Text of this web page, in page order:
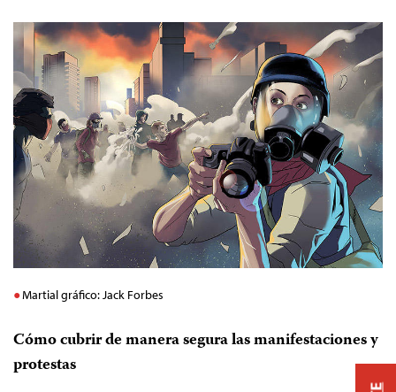
Martial gráfico: Jack Forbes
Cómo cubrir de manera segura las manifestaciones y
protestas